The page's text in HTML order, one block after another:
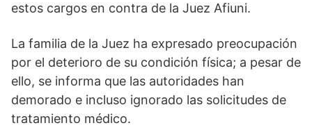
estos cargos en contra de la Juez Afiuni.
La familia de la Juez ha expresado preocupación
por el deterioro de su condición física; a pesar de
ello, se informa que las autoridades han
demorado e incluso ignorado las solicitudes de
tratamiento médico.